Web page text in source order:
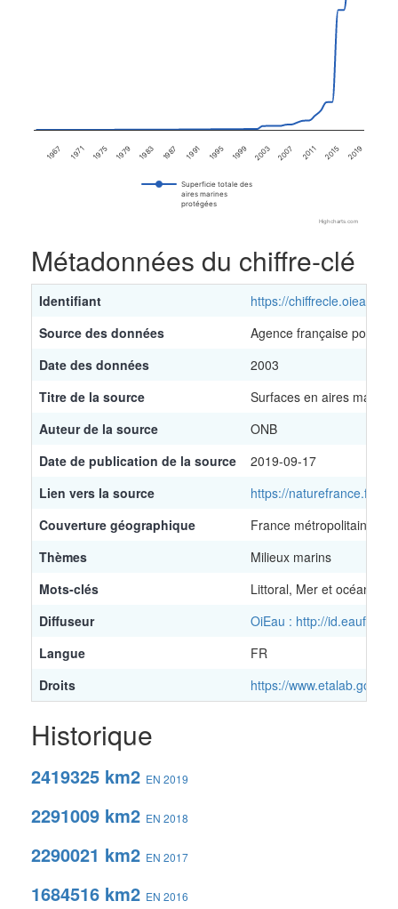
The chart has 1 Y axis displaying values. Data ranges from 13
Superficie totale des
aires marines
protégées
1967 1971 1975 1979 1983 1987 1991 1995 1999 2003 2007 2011 2015 2019
Highcharts.com
Métadonnées du chiffre-clé
Identifiant
https://chiffrecle.oieau.fr/
Source des données
Agence française pour la
Date des données
2003
Titre de la source
Surfaces en aires
Auteur de la source
ONB
Date de publication de la source
2019-09-17
Lien vers la source
https://naturefrance.fr/
Couverture géographique
France métropolitaine et
Thèmes
Milieux marins
Mots-clés
Littoral, Mer et océan
Diffuseur
OiEau : http://
Langue
FR
Droits
https://
Historique
2419325 km2 EN 2019
2291009 km2 EN 2018
2290021 km2 EN 2017
1684516 km2 EN 2016